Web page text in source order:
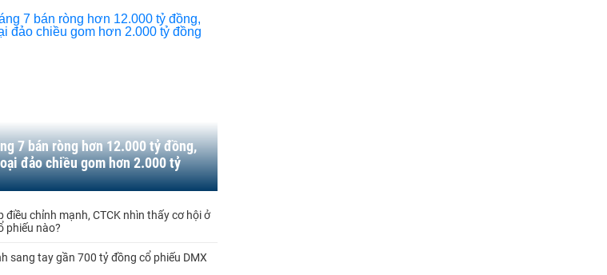
7 bán ròng hơn 12.000 tỷ đồng,
đảo chiều gom hơn 2.000 tỷ
điều chỉnh mạnh, CTCK nhìn thấy cơ hội ở
phiếu nào?
sang tay gần 700 tỷ đồng cổ phiếu DMX